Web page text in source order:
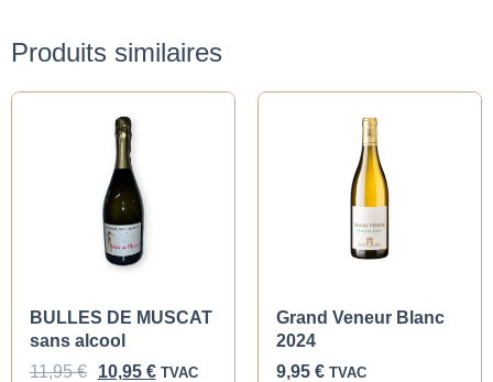
Produits similaires
BULLES DE MUSCAT
sans alcool
11,95€ 10,95 € TVAC
Grand Veneur Blanc
2024
9,95 € TVAC